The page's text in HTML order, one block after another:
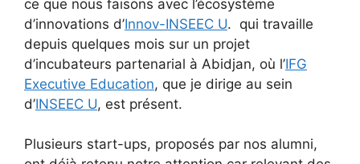
ce que nous faisons avec l’écosystème
d’innovations d’Innov-INSEEC U. qui travaille
depuis quelques mois sur un projet
d’incubateurs partenarial à Abidjan, où l’IFG
Executive Education, que je dirige au sein
d’INSEEC U, est présent.
Plusieurs start-ups, proposés par nos alumni,